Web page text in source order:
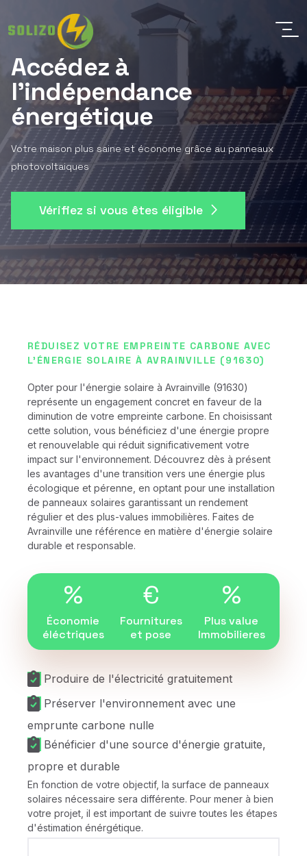
Accédez à
l'indépendance
énergétique
Votre maison plus saine et économe grâce au panneaux
photovoltaiques
Vérifiez si vous êtes éligible
RÉDUISEZ VOTRE EMPREINTE CARBONE AVEC
L'ÉNERGIE SOLAIRE À AVRAINVILLE (91630)
Opter pour l'énergie solaire à Avrainville (91630)
représente un engagement concret en faveur de la
diminution de votre empreinte carbone. En choisissant
cette solution, vous bénéficiez d'une énergie propre
et renouvelable qui réduit significativement votre
impact sur l'environnement. Découvrez dès à présent
les avantages d'une transition vers une énergie plus
écologique et pérenne, en optant pour une installation
de panneaux solaires garantissant un rendement
régulier et des plus-values immobilières. Faites de
Avrainville une référence en matière d'énergie solaire
durable et responsable.
%
Économie
éléctriques
€
Fournitures
et pose
%
Plus value
Immobilieres
Produire de l'électricité gratuitement
Préserver l'environnement avec une
emprunte carbone nulle
Bénéficier d'une source d'énergie gratuite,
propre et durable
En fonction de votre objectif, la surface de panneaux
solaires nécessaire sera différente. Pour mener à bien
votre projet, il est important de suivre toutes les étapes
d'éstimation énérgétique.